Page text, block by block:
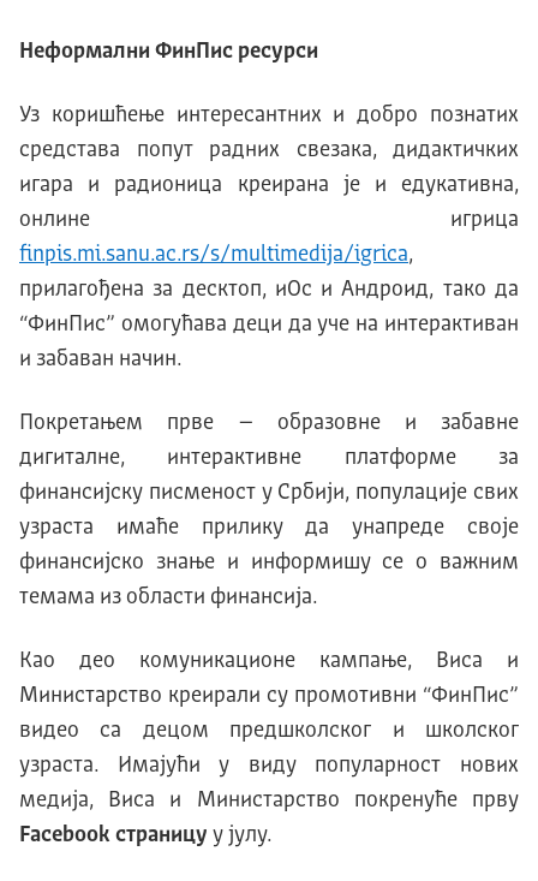
Неформални ФинПис ресурси
Уз коришћење интересантних и добро познатих
средстава попут радних свезака, дидактичких
игара и радионица креирана је и едукативна,
онлине игрица
finpis.mi.sanu.ac.rs/s/multimedija/igrica,
прилагођена за десктоп, иОс и Андроид, тако да
“ФинПис” омогућава деци да уче на интерактиван
и забаван начин.
Покретањем прве – образовне и забавне
дигиталне, интерактивне платформе за
финансијску писменост у Србији, популације свих
узраста имаће прилику да унапреде своје
финансијско знање и информишу се о важним
темама из области финансија.
Као део комуникационе кампање, Виса и
Министарство креирали су промотивни “ФинПис”
видео са децом предшколског и школског
узраста. Имајући у виду популарност нових
медија, Виса и Министарство покренуће прву
Facebook страницу у јулу.